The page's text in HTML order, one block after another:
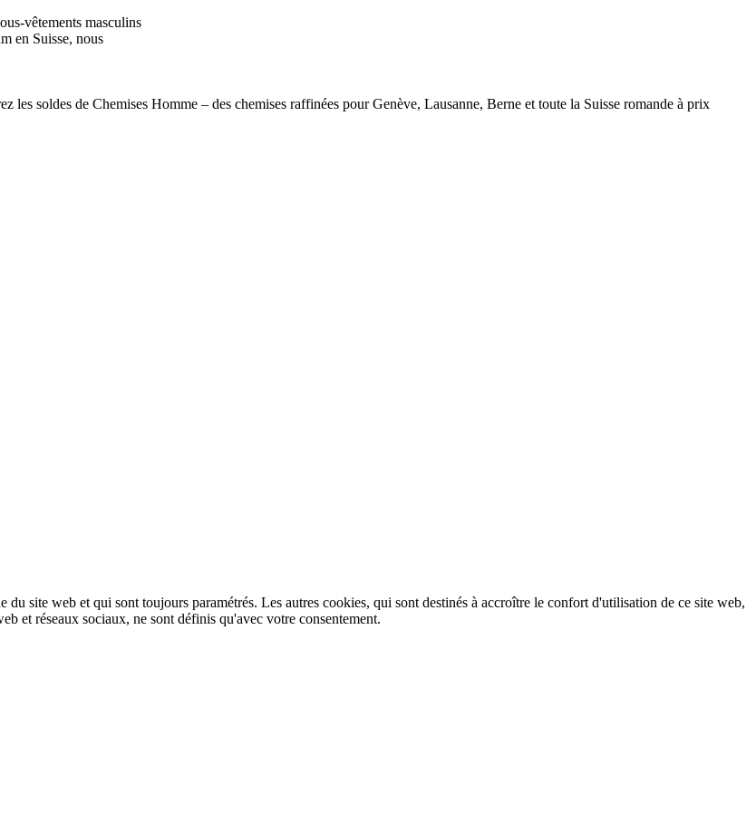
vêtements masculins
en Suisse, nous
les soldes de Chemises Homme – des chemises raffinées pour Genève, Lausanne, Berne et toute la Suisse romande à prix
site web et qui sont toujours paramétrés. Les autres cookies, qui sont destinés à accroître le confort d'utilisation de ce site web,
et réseaux sociaux, ne sont définis qu'avec votre consentement.